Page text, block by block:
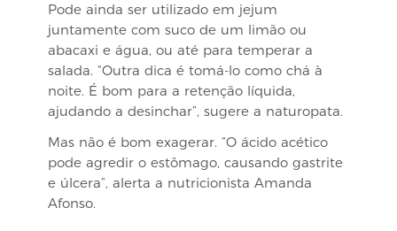
Pode ainda ser utilizado em jejum
juntamente com suco de um limão ou
abacaxi e água, ou até para temperar a
salada. “Outra dica é tomá-lo como chá à
noite. É bom para a retenção líquida,
ajudando a desinchar”, sugere a naturopata.
Mas não é bom exagerar. “O ácido acético
pode agredir o estômago, causando gastrite
e úlcera”, alerta a nutricionista Amanda
Afonso.